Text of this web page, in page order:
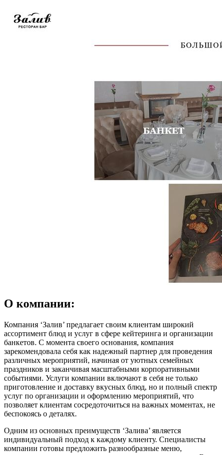
О компании:
Компания ‘Залив’ предлагает своим клиентам широкий
ассортимент блюд и услуг в сфере кейтеринга и организации
банкетов. С момента своего основания, компания
зарекомендовала себя как надежный партнер для проведения
различных мероприятий, начиная от уютных семейных
праздников и заканчивая масштабными корпоративными
событиями. Услуги компании включают в себя не только
приготовление и доставку вкусных блюд, но и полный спектр
услуг по организации и оформлению мероприятий, что
позволяет клиентам сосредоточиться на важных моментах, не
беспокоясь о деталях.
Одним из основных преимуществ ‘Залива’ является
индивидуальный подход к каждому клиенту. Специалисты
компании готовы предложить разнообразные меню,